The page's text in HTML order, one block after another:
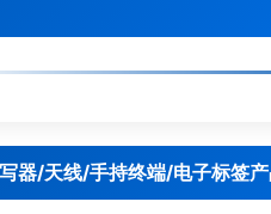
器/天线/手持终端/电子标签